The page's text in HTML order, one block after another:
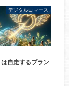
デジタルコマース
自走するブラン